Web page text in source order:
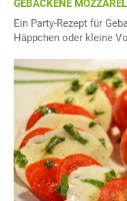
GEBACKENE
Ein Party-Rezept für
Häppchen oder kleine